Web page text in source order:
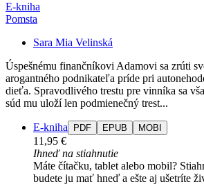
E-kniha
Pomsta
Sara Mia Velinská
Úspešnému finančníkovi Adamovi sa zrúti
arogantného podnikateľa príde pri
dieťa. Spravodlivého trestu pre vinníka sa
súd mu uloží len podmienečný trest...
E-kniha PDF EPUB MOBI
11,95 €
Ihneď na stiahnutie
Máte čítačku, tablet alebo mobil?
budete ju mať hneď a ešte aj ušetríte